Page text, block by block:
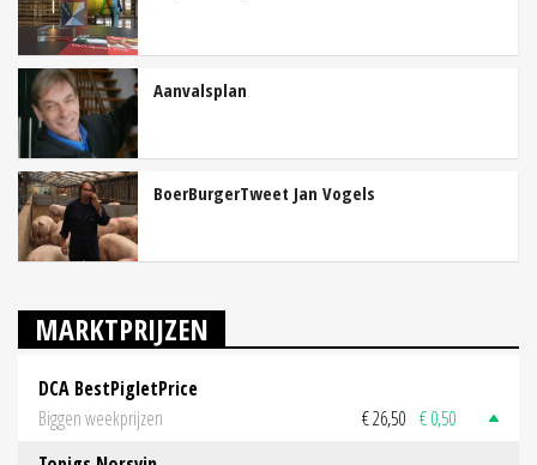
Aanvalsplan
BoerBurgerTweet Jan Vogels
MARKTPRIJZEN
DCA BestPigletPrice
Biggen weekprijzen
€ 26,50 € 0,50